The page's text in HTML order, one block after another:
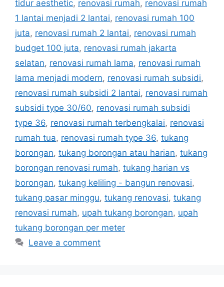
tidur aesthetic, renovasi rumah, renovasi rumah
1 lantai menjadi 2 lantai, renovasi rumah 100
juta, renovasi rumah 2 lantai, renovasi rumah
budget 100 juta, renovasi rumah jakarta
selatan, renovasi rumah lama, renovasi rumah
lama menjadi modern, renovasi rumah subsidi,
renovasi rumah subsidi 2 lantai, renovasi rumah
subsidi type 30/60, renovasi rumah subsidi
type 36, renovasi rumah terbengkalai, renovasi
rumah tua, renovasi rumah type 36, tukang
borongan, tukang borongan atau harian, tukang
borongan renovasi rumah, tukang harian vs
borongan, tukang keliling - bangun renovasi,
tukang pasar minggu, tukang renovasi, tukang
renovasi rumah, upah tukang borongan, upah
tukang borongan per meter
Leave a comment